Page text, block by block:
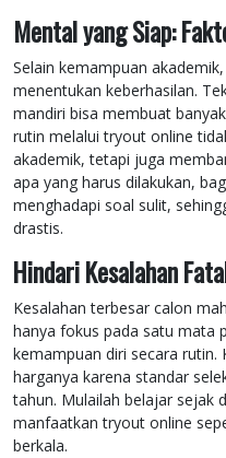
Mental yang Siap:
Selain kemampuan
menentukan keberhasilan.
mandiri bisa membuat
rutin melalui tryout online
akademik, tetapi juga
apa yang harus dilakukan,
menghadapi soal sulit,
drastis.
Hindari Kesalahan
Kesalahan terbesar calon
hanya fokus pada satu mata
kemampuan diri secara rutin.
harganya karena standar
tahun. Mulailah belajar sejak
manfaatkan tryout online
berkala.